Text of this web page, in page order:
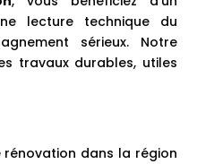
lecture technique du
sérieux. Notre
travaux durables, utiles
dans la région